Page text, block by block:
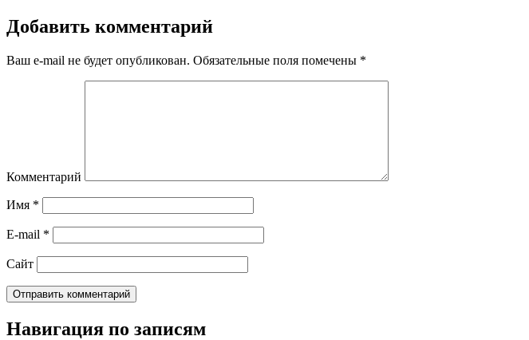
Добавить комментарий
Ваш e-mail не будет опубликован. Обязательные поля помечены *
Комментарий
Имя *
E-mail *
Сайт
Навигация по записям